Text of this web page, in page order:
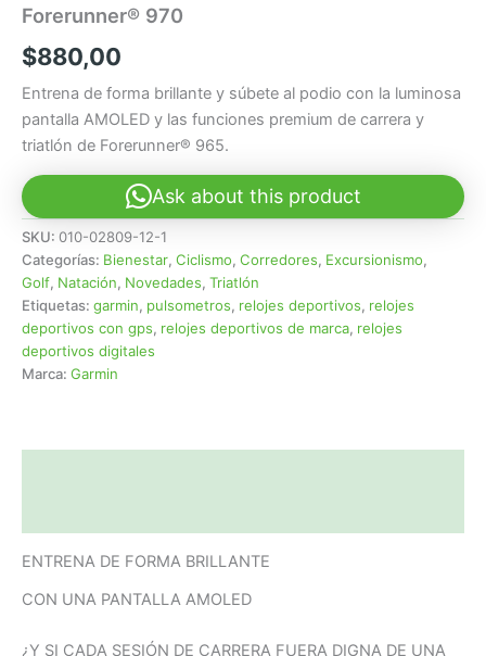
Forerunner® 970
$880,00
Entrena de forma brillante y súbete al podio con la luminosa
pantalla AMOLED y las funciones premium de carrera y
triatlón de Forerunner® 965.
Ask about this product
SKU: 010-02809-12-1
Categorías: Bienestar, Ciclismo, Corredores, Excursionismo,
Golf, Natación, Novedades, Triatlón
Etiquetas: garmin, pulsometros, relojes deportivos, relojes
deportivos con gps, relojes deportivos de marca, relojes
deportivos digitales
Marca: Garmin
ENTRENA DE FORMA BRILLANTE
CON UNA PANTALLA AMOLED
¿Y SI CADA SESIÓN DE CARRERA FUERA DIGNA DE UNA